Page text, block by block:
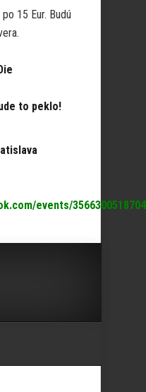
15 Eur. Budú
to peklo!
events/